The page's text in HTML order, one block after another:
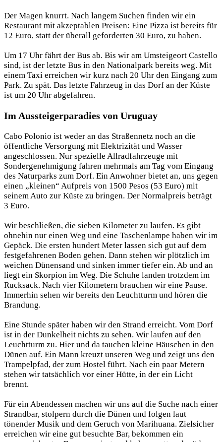
Der Magen knurrt. Nach langem Suchen finden wir ein
Restaurant mit akzeptablen Preisen: Eine Pizza ist bereits für
12 Euro, statt der überall geforderten 30 Euro, zu haben.
Um 17 Uhr fährt der Bus ab. Bis wir am Umsteigeort Castello
sind, ist der letzte Bus in den Nationalpark bereits weg. Mit
einem Taxi erreichen wir kurz nach 20 Uhr den Eingang zum
Park. Zu spät. Das letzte Fahrzeug in das Dorf an der Küste
ist um 20 Uhr abgefahren.
Im Aussteigerparadies von Uruguay
Cabo Polonio ist weder an das Straßennetz noch an die
öffentliche Versorgung mit Elektrizität und Wasser
angeschlossen. Nur spezielle Allradfahrzeuge mit
Sondergenehmigung fahren mehrmals am Tag vom Eingang
des Naturparks zum Dorf. Ein Anwohner bietet an, uns gegen
einen „kleinen“ Aufpreis von 1500 Pesos (53 Euro) mit
seinem Auto zur Küste zu bringen. Der Normalpreis beträgt
3 Euro.
Wir beschließen, die sieben Kilometer zu laufen. Es gibt
ohnehin nur einen Weg und eine Taschenlampe haben wir im
Gepäck. Die ersten hundert Meter lassen sich gut auf dem
festgefahrenen Boden gehen. Dann stehen wir plötzlich im
weichen Dünensand und sinken immer tiefer ein. Ab und an
liegt ein Skorpion im Weg. Die Schuhe landen trotzdem im
Rucksack. Nach vier Kilometern brauchen wir eine Pause.
Immerhin sehen wir bereits den Leuchtturm und hören die
Brandung.
Eine Stunde später haben wir den Strand erreicht. Vom Dorf
ist in der Dunkelheit nichts zu sehen. Wir laufen auf den
Leuchtturm zu. Hier und da tauchen kleine Häuschen in den
Dünen auf. Ein Mann kreuzt unseren Weg und zeigt uns den
Trampelpfad, der zum Hostel führt. Nach ein paar Metern
stehen wir tatsächlich vor einer Hütte, in der ein Licht
brennt.
Für ein Abendessen machen wir uns auf die Suche nach einer
Strandbar, stolpern durch die Dünen und folgen laut
tönender Musik und dem Geruch von Marihuana. Zielsicher
erreichen wir eine gut besuchte Bar, bekommen ein